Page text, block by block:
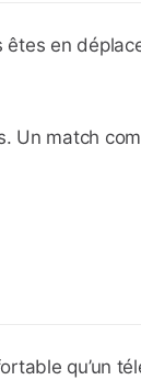
en
match
qu’un